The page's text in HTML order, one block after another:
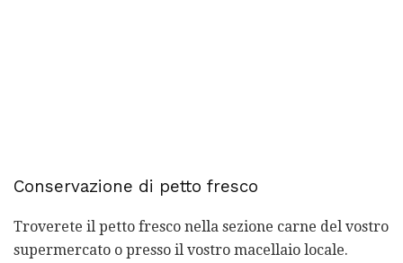
Conservazione di petto fresco
Troverete il petto fresco nella sezione carne del vostro
supermercato o presso il vostro macellaio locale.